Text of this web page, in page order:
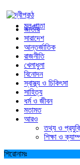
মুল পাতা
জাতীয়
সারাদেশ
আন্তর্জাতিক
রাজনীতি
খেলাধুলা
বিনোদন
স্বাস্থ্য ও চিকিৎসা
সাহিত্য
ধর্ম ও জীবন
মতামত
আরও
তথ্য ও
শিক্ষা ও
শিরোনামঃ